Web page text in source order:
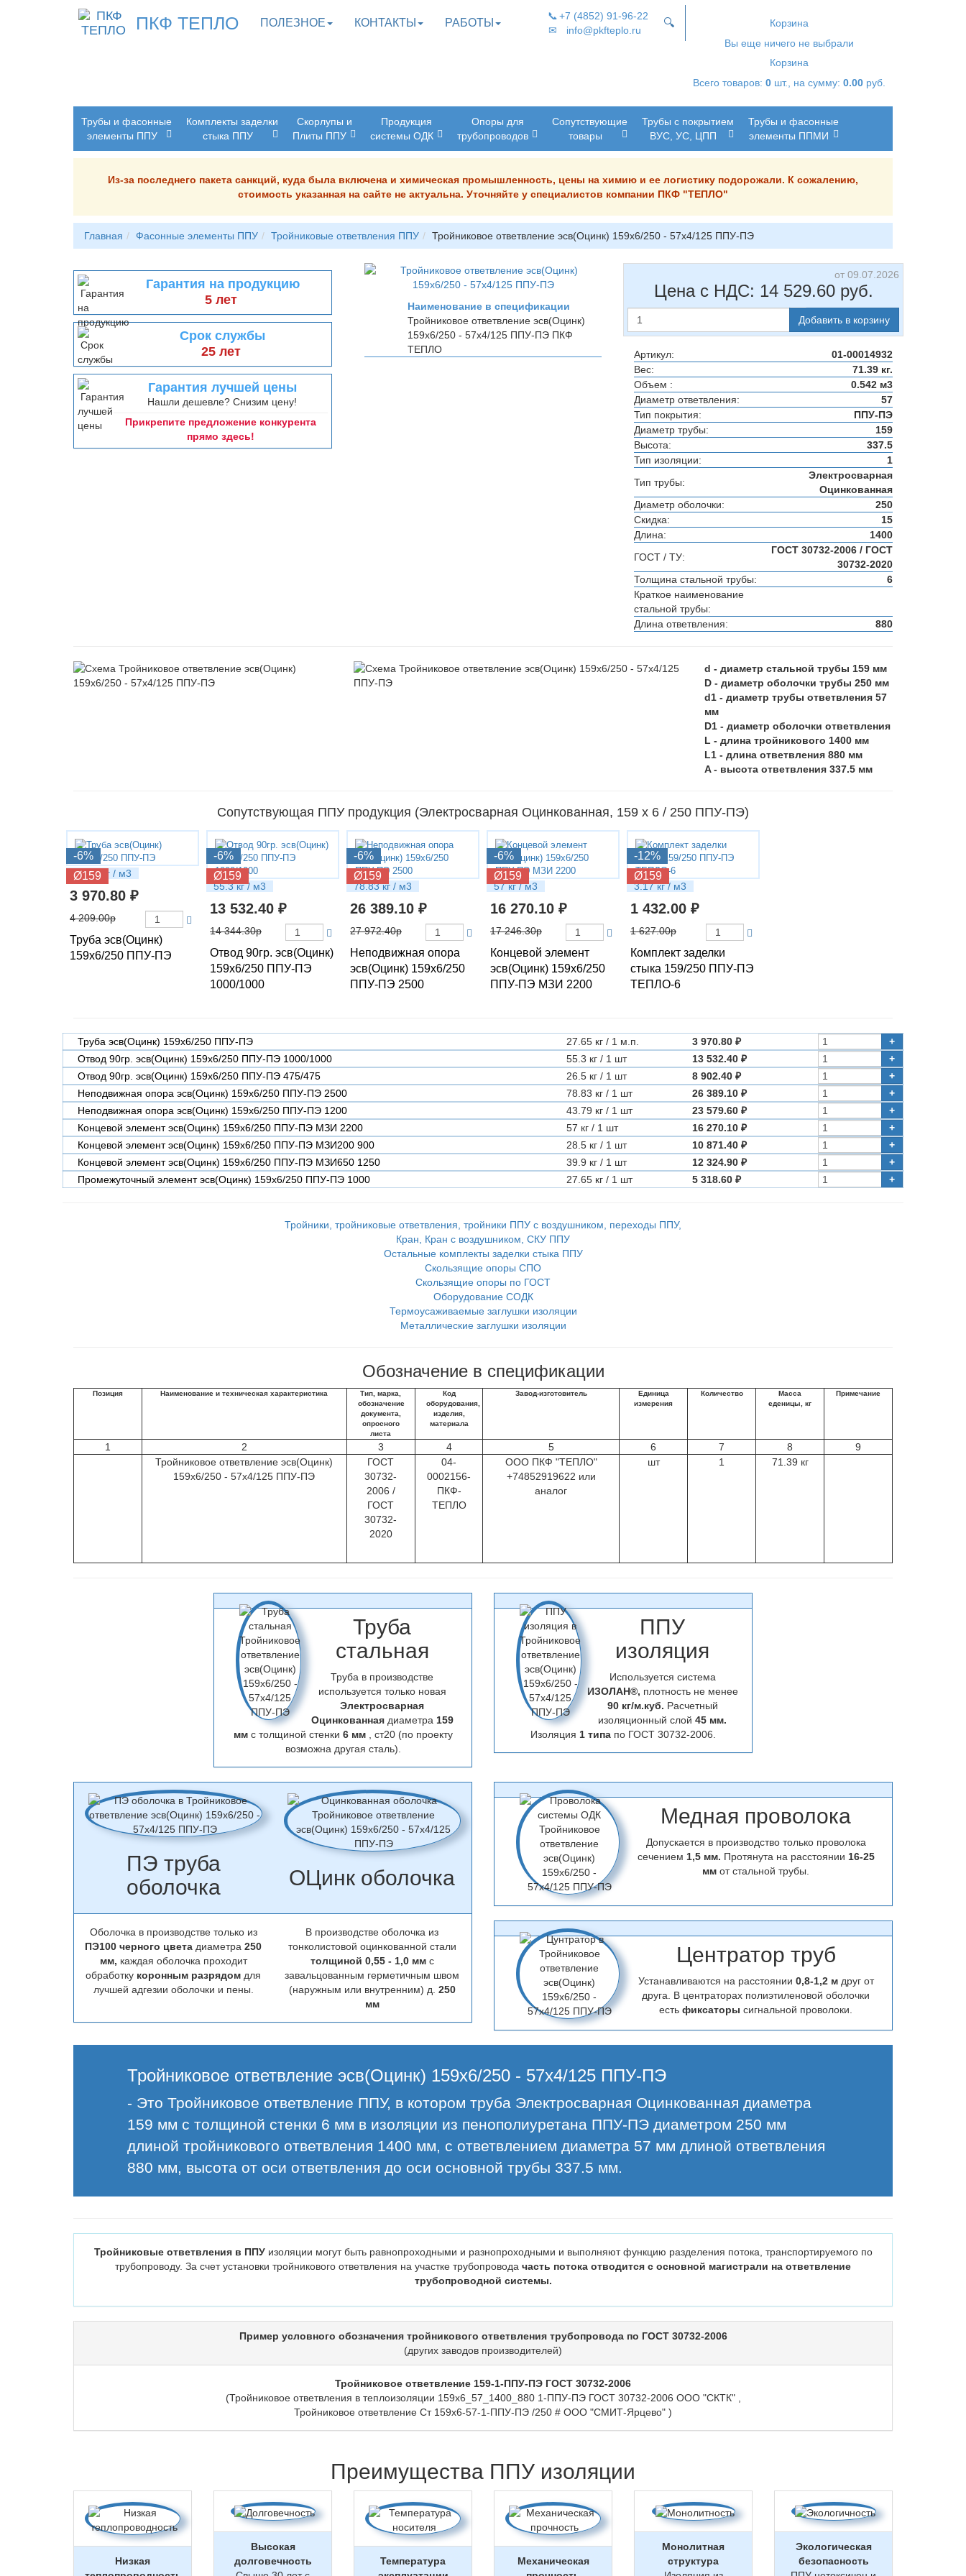
ПКФ ТЕПЛО ПОЛЕЗНОЕ КОНТАКТЫ РАБОТЫ
📞
✉
+7 (4852) 91-96-22
info@pkfteplo.ru
Корзина
Вы еще ничего не выбрали
Корзина
Всего товаров: 0 шт., на сумму: 0.00 руб.
🔍
Трубы и фасонные
элементы ППУ
Комплекты заделки
стыка ППУ
Скорлупы и
Плиты ППУ
Продукция
системы ОДК
Опоры для
трубопроводов
Сопутствующие
товары
Трубы с покрытием
ВУС, УС, ЦПП
Трубы и фасонные
элементы ППМИ
Из-за последнего пакета санкций, куда была включена и химическая промышленность, цены на химию и ее логистику подорожали. К сожалению,
стоимость указанная на сайте не актуальна. Уточняйте у специалистов компании ПКФ "ТЕПЛО"
Главная Фасонные элементы ППУ Тройниковые ответвления ППУ Тройниковое ответвление эсв(Оцинк) 159х6/250 - 57х4/125 ППУ-ПЭ
Гарантия на продукцию
5 лет
Срок службы
25 лет
Гарантия лучшей цены
Нашли дешевле? Снизим цену!
Прикрепите предложение конкурента
прямо здесь!
Наименование в спецификации
Тройниковое ответвление эсв(Оцинк)
159х6/250 - 57х4/125 ППУ-ПЭ ПКФ
ТЕПЛО
от 09.07.2026
Цена с НДС: 14 529.60руб.
Добавить в корзину
Артикул:
01-00014932
Вес:
71.39 кг.
Объем :
0.542 м3
Диаметр ответвления:
57
Тип покрытия:
ППУ-ПЭ
Диаметр трубы:
159
Высота:
337.5
Тип изоляции:
1
Тип трубы:
Электросварная
Оцинкованная
Диаметр оболочки:
250
Скидка:
15
Длина:
1400
ГОСТ / ТУ:
ГОСТ 30732-2006 / ГОСТ
30732-2020
Толщина стальной трубы:
6
Краткое наименование
стальной трубы:
Длина ответвления:
880
d - диаметр стальной трубы 159 мм
D - диаметр оболочки трубы 250 мм
d1 - диаметр трубы ответвления 57
мм
D1 - диаметр оболочки ответвления
L - длина тройникового 1400 мм
L1 - длина ответвления 880 мм
A - высота ответвления 337.5 мм
Сопутствующая ППУ продукция (Электросварная Оцинкованная, 159 х 6 / 250 ППУ-ПЭ)
-6%
Ø159
27.65 кг / м3
3 970.80 ₽
4 209.00р
Труба эсв(Оцинк)
159х6/250 ППУ-ПЭ
-6%
Ø159
55.3 кг / м3
13 532.40 ₽
14 344.30р
Отвод 90гр. эсв(Оцинк)
159х6/250 ППУ-ПЭ
1000/1000
-6%
Ø159
78.83 кг / м3
26 389.10 ₽
27 972.40р
Неподвижная опора
эсв(Оцинк) 159х6/250
ППУ-ПЭ 2500
-6%
Ø159
57 кг / м3
16 270.10 ₽
17 246.30р
Концевой элемент
эсв(Оцинк) 159х6/250
ППУ-ПЭ МЗИ 2200
-12%
Ø159
3.17 кг / м3
1 432.00 ₽
1 627.00р
Комплект заделки
стыка 159/250 ППУ-ПЭ
ТЕПЛО-6
Труба эсв(Оцинк) 159х6/250 ППУ-ПЭ 27.65 кг / 1 м.п. 3 970.80 ₽
+
Отвод 90гр. эсв(Оцинк) 159х6/250 ППУ-ПЭ 1000/1000
55.3 кг / 1 шт 13 532.40 ₽
+
Отвод 90гр. эсв(Оцинк) 159х6/250 ППУ-ПЭ 475/475
26.5 кг / 1 шт 8 902.40 ₽
+
Неподвижная опора эсв(Оцинк) 159х6/250 ППУ-ПЭ 2500
78.83 кг / 1 шт 26 389.10 ₽
+
Неподвижная опора эсв(Оцинк) 159х6/250 ППУ-ПЭ 1200
43.79 кг / 1 шт 23 579.60 ₽
+
Концевой элемент эсв(Оцинк) 159х6/250 ППУ-ПЭ МЗИ 2200
57 кг / 1 шт 16 270.10 ₽
+
Концевой элемент эсв(Оцинк) 159х6/250 ППУ-ПЭ МЗИ200 900
28.5 кг / 1 шт 10 871.40 ₽
+
Концевой элемент эсв(Оцинк) 159х6/250 ППУ-ПЭ МЗИ650 1250
39.9 кг / 1 шт 12 324.90 ₽
+
Промежуточный элемент эсв(Оцинк) 159х6/250 ППУ-ПЭ 1000
27.65 кг / 1 шт 5 318.60 ₽ +
Тройники, тройниковые ответвления, тройники ППУ с воздушником, переходы ППУ,
Кран, Кран с воздушником, СКУ ППУ
Остальные комплекты заделки стыка ППУ
Скользящие опоры СПО
Скользящие опоры по ГОСТ
Оборудование СОДК
Термоусаживаемые заглушки изоляции
Металлические заглушки изоляции
Обозначение в спецификации
Позиция Наименование и техническая характеристика
Тип, марка,
обозначение
документа,
опросного
листа
Код
оборудования,
изделия,
материала
Завод-изготовитель
Единица
измерения
Количество
Масса
еденицы, кг
Примечание
1 2 3 4 5 6 7 8
9
Тройниковое ответвление эсв(Оцинк)
159х6/250 - 57х4/125 ППУ-ПЭ
ГОСТ
30732-
2006 /
ГОСТ
30732-
2020
04-
0002156-
ПКФ-
ТЕПЛО
ООО ПКФ "ТЕПЛО"
+74852919622 или
аналог
шт 1 71.39 кг
Труба
стальная
Труба в производстве
используется только новая
Электросварная
Оцинкованная диаметра 159
ммс толщиной стенки 6 мм, ст20 (по проекту
возможна другая сталь).
ППУ
изоляция
Используется система
ИЗОЛАН®, плотность не менее
90 кг/м.куб. Расчетный
изоляционный слой45 мм.
Изоляция 1 типа по ГОСТ 30732-2006.
ПЭ труба
оболочка
ОЦинк оболочка
Оболочка в производстве только из
ПЭ100 черного цвета диаметра250
мм, каждая оболочка проходит
обработку коронным разрядом для
лучшей адгезии оболочки и пены.
В производстве оболочка из
тонколистовой оцинкованной стали
толщиной 0,55 - 1,0 ммс
завальцованным герметичным швом
(наружным или внутренним) д. 250
мм
Медная проволока
Допускается в производство только проволока
сечением 1,5 мм. Протянута на расстоянии 16-25
ммот стальной трубы.
Центратор труб
Устанавливаются на расстоянии 0,8-1,2 м друг от
друга. В центраторах полиэтиленовой оболочки
естьфиксаторысигнальной проволоки.
Тройниковое ответвление эсв(Оцинк) 159х6/250 - 57х4/125 ППУ-ПЭ
- Это Тройниковое ответвление ППУ, в котором труба Электросварная Оцинкованная диаметра
159 мм с толщиной стенки 6 мм в изоляции из пенополиуретана ППУ-ПЭ диаметром 250 мм
длиной тройникового ответвления 1400 мм, с ответвлением диаметра 57 мм длиной ответвления
880 мм, высота от оси ответвления до оси основной трубы 337.5 мм.
Тройниковые ответвления в ППУизоляции могут быть равнопроходными и разнопроходными и выполняют функцию разделения потока, транспортируемого по
трубопроводу. За счет установки тройникового ответвления на участке трубопровода часть потока отводится с основной магистрали на ответвление
трубопроводной системы.
Пример условного обозначения тройникового ответвления трубопровода по ГОСТ 30732-2006
(других заводов производителей)
Тройниковое ответвление 159-1-ППУ-ПЭ ГОСТ 30732-2006
(Тройниковое ответвления в теплоизоляции 159х6_57_1400_880 1-ППУ-ПЭ ГОСТ 30732-2006 ООО "СКТК" ,
Тройниковое ответвление Ст 159х6-57-1-ППУ-ПЭ /250 # ООО "СМИТ-Ярцево" )
Преимущества ППУ изоляции
Низкая
Высокая
долговечность
Температура
Механическая
Монолитная
структура
Экологическая
безопасность